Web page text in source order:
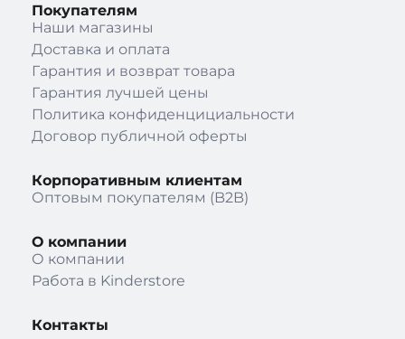
Покупателям
Наши магазины
Доставка и оплата
Гарантия и возврат товара
Гарантия лучшей цены
Политика конфиденцициальности
Договор публичной оферты
Корпоративным клиентам
Оптовым покупателям (B2B)
О компании
О компании
Работа в Kinderstore
Контакты